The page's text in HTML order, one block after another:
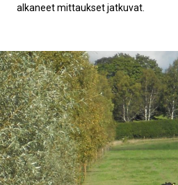
alkaneet mittaukset jatkuvat.